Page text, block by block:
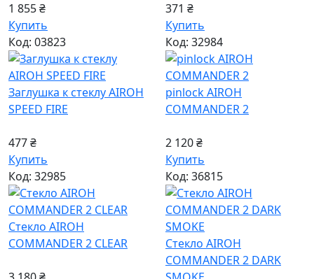
1 855 ₴
Купить
371 ₴
Купить
Код: 03823
Заглушка к стеклу AIROH
SPEED FIRE
477 ₴
Купить
Код: 32984
pinlock AIROH
COMMANDER 2
2 120 ₴
Купить
Код: 32985
Стекло AIROH
COMMANDER 2 CLEAR
Код: 36815
Стекло AIROH
COMMANDER 2 DARK